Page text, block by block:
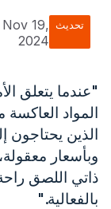
أزياء عاكسة
ملابس السلامة
يتوهج في
غسيل صناعي
حول تشاينا ستارز
منتج جديد
تحديث Nov 19,
2024
"عندما يتعلق
المواد العاكسة
الذين
وبأسعار
ذاتي اللصق
بالفعالية."